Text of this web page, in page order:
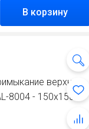
В корзину